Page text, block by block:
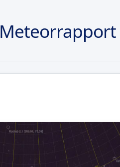
Meteorrapport